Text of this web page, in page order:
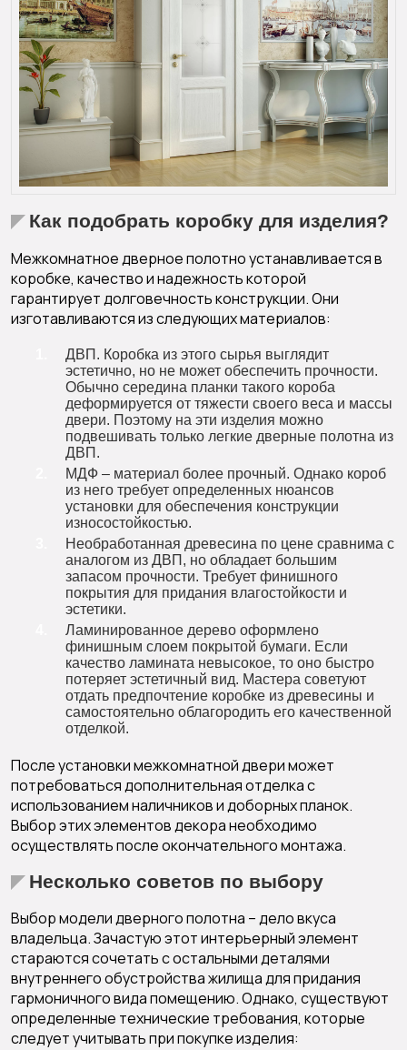
Как подобрать коробку для изделия?
Межкомнатное дверное полотно устанавливается в
коробке, качество и надежность которой
гарантирует долговечность конструкции. Они
изготавливаются из следующих материалов:
ДВП. Коробка из этого сырья выглядит
эстетично, но не может обеспечить прочности.
Обычно середина планки такого короба
деформируется от тяжести своего веса и массы
двери. Поэтому на эти изделия можно
подвешивать только легкие дверные полотна из
ДВП.
МДФ – материал более прочный. Однако короб
из него требует определенных нюансов
установки для обеспечения конструкции
износостойкостью.
Необработанная древесина по цене сравнима с
аналогом из ДВП, но обладает большим
запасом прочности. Требует финишного
покрытия для придания влагостойкости и
эстетики.
Ламинированное дерево оформлено
финишным слоем покрытой бумаги. Если
качество ламината невысокое, то оно быстро
потеряет эстетичный вид. Мастера советуют
отдать предпочтение коробке из древесины и
самостоятельно облагородить его качественной
отделкой.
После установки межкомнатной двери может
потребоваться дополнительная отделка с
использованием наличников и доборных планок.
Выбор этих элементов декора необходимо
осуществлять после окончательного монтажа.
Несколько советов по выбору
Выбор модели дверного полотна – дело вкуса
владельца. Зачастую этот интерьерный элемент
стараются сочетать с остальными деталями
внутреннего обустройства жилища для придания
гармоничного вида помещению. Однако, существуют
определенные технические требования, которые
следует учитывать при покупке изделия: